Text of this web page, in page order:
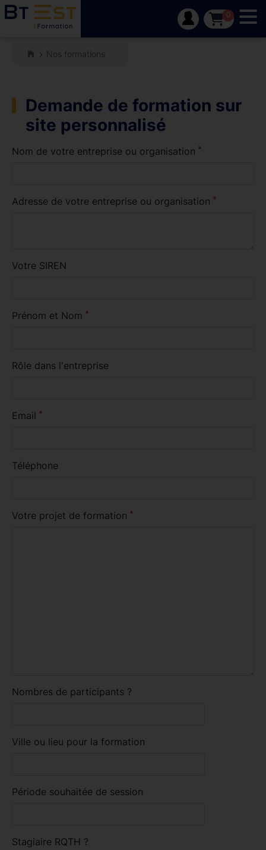
0
Nos formations
Demande de formation sur
site personnalisé
Nom de votre entreprise ou organisation
Adresse de votre entreprise ou organisation
Votre SIREN
Prénom et Nom
Rôle dans l'entreprise
Email
Téléphone
Votre projet de formation
Nombres de participants ?
Ville ou lieu pour la formation
Période souhaitée de session
Stagiaire RQTH ?